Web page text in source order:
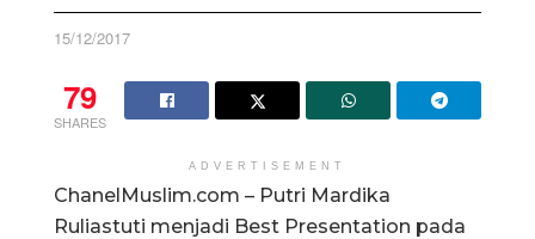
15/12/2017
79
SHARES
ADVERTISEMENT
ChanelMuslim.com – Putri Mardika
Ruliastuti menjadi Best Presentation pada